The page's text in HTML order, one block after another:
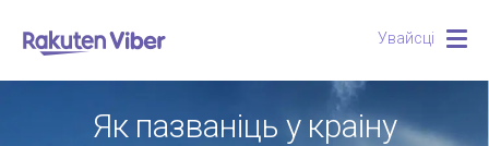
Увайсці
Як пазваніць у краіну